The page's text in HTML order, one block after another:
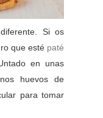
Si os
que esté paté
en unas
huevos de
para tomar